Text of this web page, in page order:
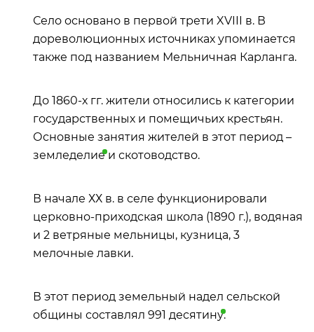
Село основано в первой трети XVIII в. В
дореволюционных источниках упоминается
также под названием Мельничная Карланга.
До 1860-х гг. жители относились к категории
государственных и помещичьих крестьян.
Основные занятия жителей в этот период –
земледелиеи скотоводство.
В начале ХХ в. в селе функционировали
церковно-приходская школа (1890 г.), водяная
и 2 ветряные мельницы, кузница, 3
мелочные лавки.
В этот период земельный надел сельской
общины составлял 991 десятину.